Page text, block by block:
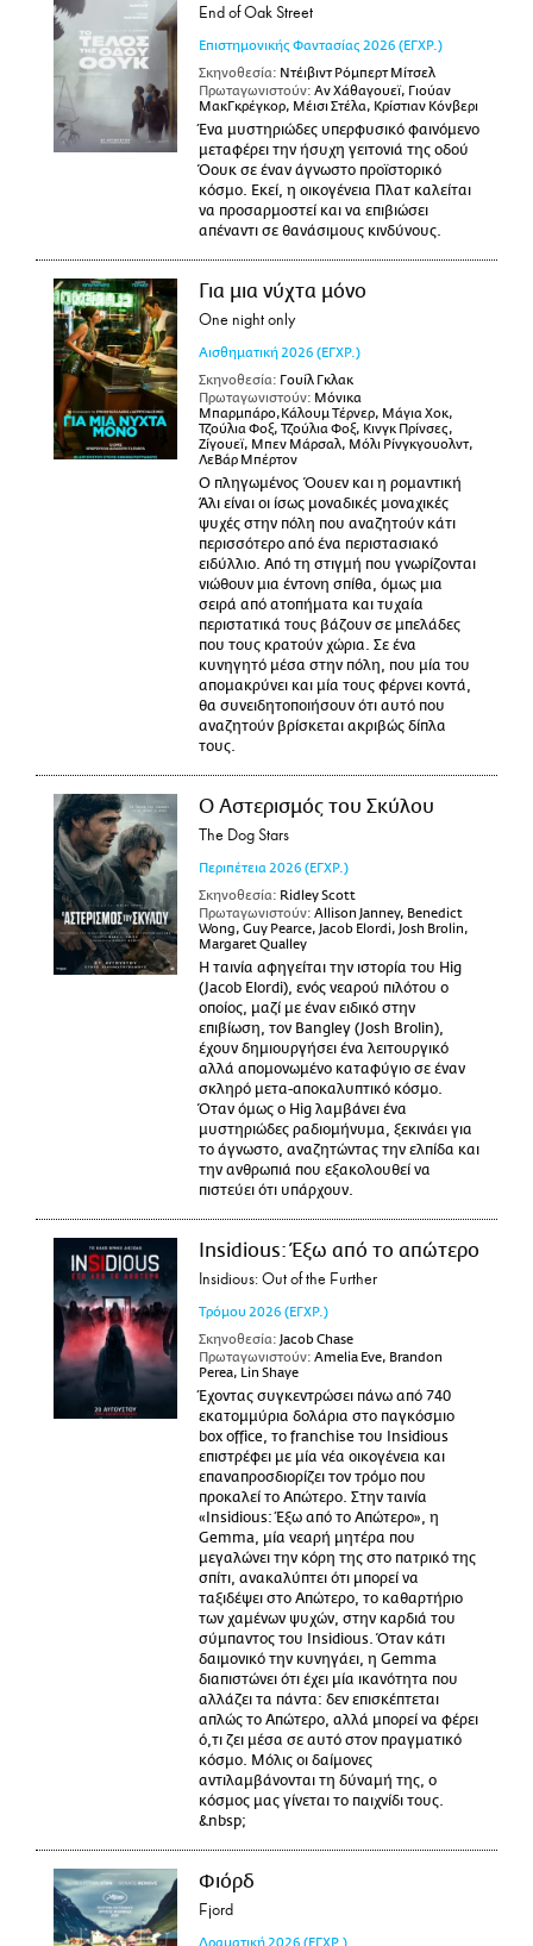
End of Oak Street
Επιστημονικής Φαντασίας 2026 (ΕΓΧΡ.)
Σκηνοθεσία: Ντέιβιντ Ρόμπερτ Μίτσελ
Πρωταγωνιστούν: Αν Χάθαγουεϊ, Γιούαν
ΜακΓκρέγκορ, Μέισι Στέλα, Κρίστιαν Κόνβερι
Ένα μυστηριώδες υπερφυσικό φαινόμενο
μεταφέρει την ήσυχη γειτονιά της οδού
Όουκ σε έναν άγνωστο προϊστορικό
κόσμο. Εκεί, η οικογένεια Πλατ καλείται
να προσαρμοστεί και να επιβιώσει
απέναντι σε θανάσιμους κινδύνους.
Για μια νύχτα μόνο
One night only
Αισθηματική 2026 (ΕΓΧΡ.)
Σκηνοθεσία: Γουίλ Γκλακ
Πρωταγωνιστούν: Μόνικα
Μπαρμπάρο,Κάλουμ Τέρνερ, Μάγια Χοκ,
Τζούλια Φοξ, Τζούλια Φοξ, Κινγκ Πρίνσες,
Ζίγουεϊ, Μπεν Μάρσαλ, Μόλι Ρίνγκγουολντ,
ΛεΒάρ Μπέρτον
Ο πληγωμένος Όουεν και η ρομαντική
Άλι είναι οι ίσως μοναδικές μοναχικές
ψυχές στην πόλη που αναζητούν κάτι
περισσότερο από ένα περιστασιακό
ειδύλλιο. Από τη στιγμή που γνωρίζονται
νιώθουν μια έντονη σπίθα, όμως μια
σειρά από ατοπήματα και τυχαία
περιστατικά τους βάζουν σε μπελάδες
που τους κρατούν χώρια. Σε ένα
κυνηγητό μέσα στην πόλη, που μία του
απομακρύνει και μία τους φέρνει κοντά,
θα συνειδητοποιήσουν ότι αυτό που
αναζητούν βρίσκεται ακριβώς δίπλα
τους.
Ο Αστερισμός του Σκύλου
The Dog Stars
Περιπέτεια 2026 (ΕΓΧΡ.)
Σκηνοθεσία: Ridley Scott
Πρωταγωνιστούν: Allison Janney, Benedict
Wong, Guy Pearce, Jacob Elordi, Josh Brolin,
Margaret Qualley
Η ταινία αφηγείται την ιστορία του Hig
(Jacob Elordi), ενός νεαρού πιλότου ο
οποίος, μαζί με έναν ειδικό στην
επιβίωση, τον Bangley (Josh Brolin),
έχουν δημιουργήσει ένα λειτουργικό
αλλά απομονωμένο καταφύγιο σε έναν
σκληρό μετα-αποκαλυπτικό κόσμο.
Όταν όμως ο Hig λαμβάνει ένα
μυστηριώδες ραδιομήνυμα, ξεκινάει για
το άγνωστο, αναζητώντας την ελπίδα και
την ανθρωπιά που εξακολουθεί να
πιστεύει ότι υπάρχουν.
Insidious: Έξω από το απώτερο
Insidious: Out of the Further
Τρόμου 2026 (ΕΓΧΡ.)
Σκηνοθεσία: Jacob Chase
Πρωταγωνιστούν: Amelia Eve, Brandon
Perea, Lin Shaye
Έχοντας συγκεντρώσει πάνω από 740
εκατομμύρια δολάρια στο παγκόσμιο
box office, το franchise του Insidious
επιστρέφει με μία νέα οικογένεια και
επαναπροσδιορίζει τον τρόμο που
προκαλεί το Απώτερο. Στην ταινία
«Insidious: Έξω από το Απώτερο», η
Gemma, μία νεαρή μητέρα που
μεγαλώνει την κόρη της στο πατρικό της
σπίτι, ανακαλύπτει ότι μπορεί να
ταξιδέψει στο Απώτερο, το καθαρτήριο
των χαμένων ψυχών, στην καρδιά του
σύμπαντος του Insidious. Όταν κάτι
δαιμονικό την κυνηγάει, η Gemma
διαπιστώνει ότι έχει μία ικανότητα που
αλλάζει τα πάντα: δεν επισκέπτεται
απλώς το Απώτερο, αλλά μπορεί να φέρει
ό,τι ζει μέσα σε αυτό στον πραγματικό
κόσμο. Μόλις οι δαίμονες
αντιλαμβάνονται τη δύναμή της, ο
κόσμος μας γίνεται το παιχνίδι τους.
&nbsp;
Φιόρδ
Fjord
Δραματική 2026 (ΕΓΧΡ.)